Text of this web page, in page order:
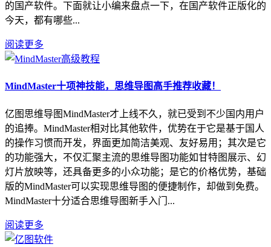
的国产软件。下面就让小编来盘点一下，在国产软件正版化的
今天，都有哪些...
阅读更多
MindMaster十项神技能，思维导图高手推荐收藏！
亿图思维导图MindMaster才上线不久，就已受到不少国内用户
的追捧。MindMaster相对比其他软件，优势在于它是基于国人
的操作习惯而开发，界面更加简洁美观、友好易用；其次是它
的功能强大，不仅汇聚主流的思维导图功能如甘特图展示、幻
灯片放映等，还具备更多的小众功能；是它的价格优势，基础
版的MindMaster可以实现思维导图的便捷制作，却做到免费。
MindMaster十分适合思维导图新手入门...
阅读更多